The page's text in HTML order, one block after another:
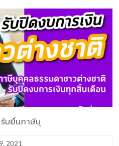
บยื่นภาษีบุ
2021